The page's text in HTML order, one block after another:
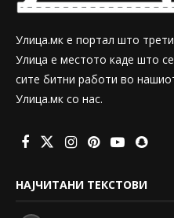
Улица.мк е портал што
Улица е местото каде што
сите битни работи во
Улица.мк со нас.
НАЈЧИТАНИ ТЕКСТОВИ